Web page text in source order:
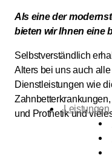
Als eine der
bieten wir Ihnen eine
Selbstverständlich
Alters bei uns auch
Dienstleistungen wie
und Prothetik undLeistungen